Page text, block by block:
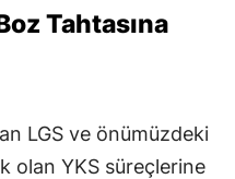
Tahtasına
LGS ve önümüzdeki
olan YKS süreçlerine